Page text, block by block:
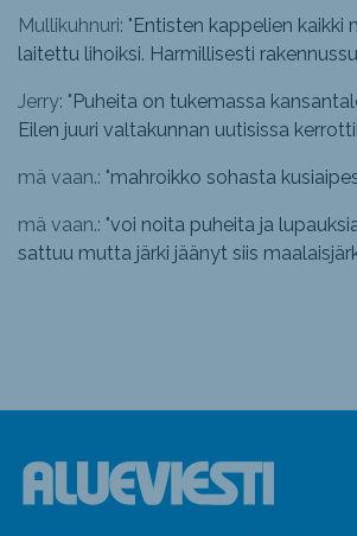
Mullikuhnuri: "Entisten kappelien kaikki
laitettu lihoiksi. Harmillisesti
Jerry: "Puheita on tukemassa
Eilen juuri valtakunnan uutisissa
mä vaan.: "mahroikko sohasta
mä vaan.: "voi noita puheita ja
sattuu mutta järki jäänyt siis